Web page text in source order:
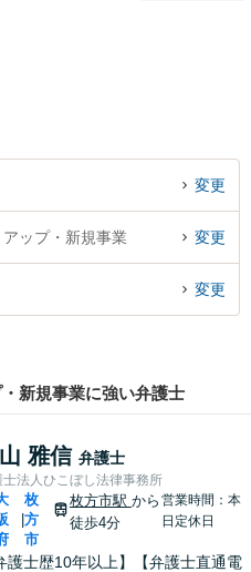
変更
ップ・新規事業 変更
変更
新規事業に強い弁護士
雅信 弁護士
士法人ひこぼし法律事務所
|
枚
方
市
枚方市駅 から
徒歩4分
営業時間：本
日定休日
護士歴10年以上】【弁護士直通電